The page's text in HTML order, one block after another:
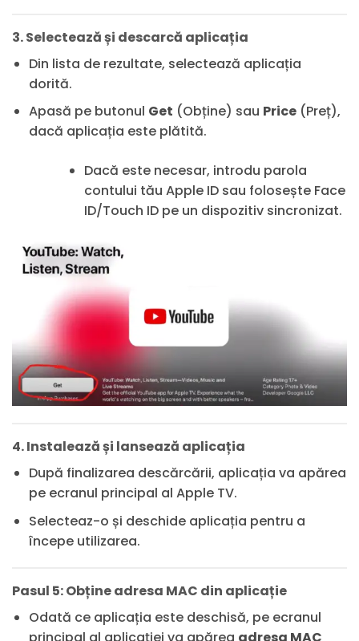
3. Selectează și descarcă aplicația
Din lista de rezultate, selectează aplicația
dorită.
Apasă pe butonul Get (Obține) sau Price(Preț),
dacă aplicația este plătită.
Dacă este necesar, introdu parola
contului tău Apple ID sau folosește Face
ID/Touch ID pe un dispozitiv sincronizat.
4. Instalează și lansează aplicația
După finalizarea descărcării, aplicația va apărea
pe ecranul principal al Apple TV.
Selecteaz-o și deschide aplicația pentru a
începe utilizarea.
Pasul 5: Obține adresa MAC din aplicație
Odată ce aplicația este deschisă, pe ecranul